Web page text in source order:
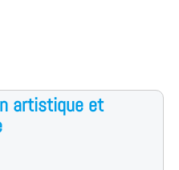
artistique et